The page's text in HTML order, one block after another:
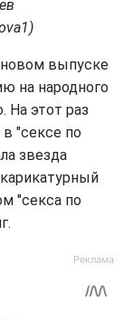
новом выпуске
на народного
На этот раз
"сексе по
звезда
"секса по